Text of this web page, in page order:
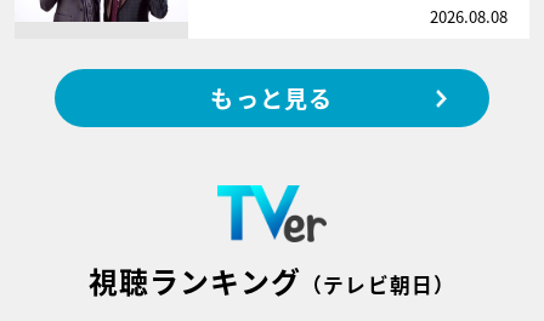
2026.08.08
もっと見る
視聴ランキング （テレビ朝日）